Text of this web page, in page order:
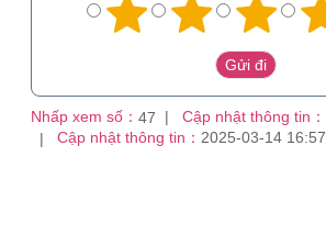
Nhấp xem số： 47 Cập nhật thông tin：
Cập nhật thông tin： 2025-03-14 16:57